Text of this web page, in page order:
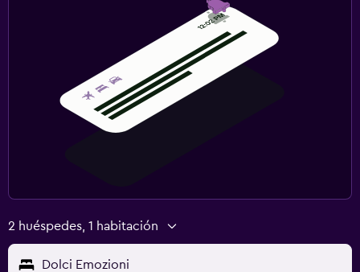
2 huéspedes, 1 habitación
Dolci Emozioni